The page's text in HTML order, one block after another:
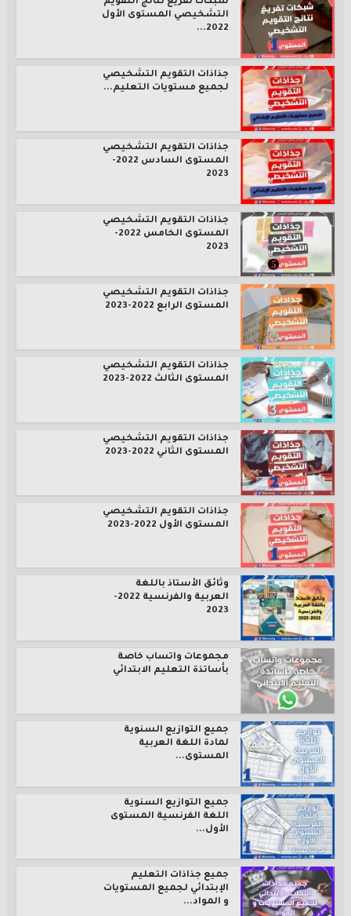
شبكات تفريغ نتائج التقويم
التشخيصي المستوى الأول
2022...
جذاذات التقويم التشخيصي
لجميع مستويات التعليم...
جذاذات التقويم التشخيصي
المستوى السادس 2022-
2023
جذاذات التقويم التشخيصي
المستوى الخامس 2022-
2023
جذاذات التقويم التشخيصي
المستوى الرابع 2022-2023
جذاذات التقويم التشخيصي
المستوى الثالث 2022-2023
جذاذات التقويم التشخيصي
المستوى الثاني 2022-2023
جذاذات التقويم التشخيصي
المستوى الأول 2022-2023
وثائق الأستاذ باللغة
العربية والفرنسية 2022-
2023
مجموعات واتساب خاصة
بأساتذة التعليم الابتدائي
جميع التوازيع السنوية
لمادة اللغة العربية
المستوى...
جميع التوازيع السنوية
اللغة الفرنسية المستوى
الأول...
جميع جذاذات التعليم
الإبتدائي لجميع المستويات
و المواد...